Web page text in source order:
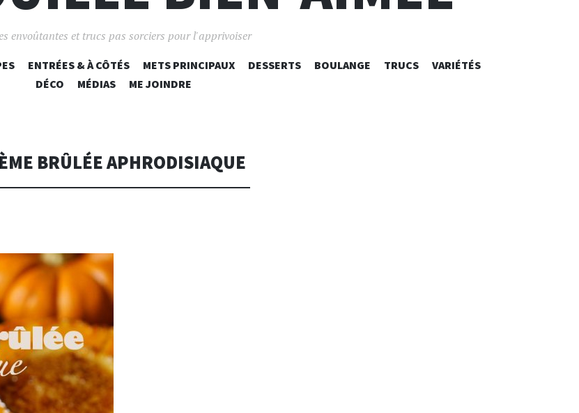
envoûtantes et trucs pas sorciers pour l'apprivoiser
ALLER AU CONTENU PRINCIPAL
ENTRÉES & À CÔTÉS METS PRINCIPAUX DESSERTS BOULANGE TRUCS
VARIÉTÉS
DÉCO
MÉDIAS ME JOINDRE
BRÛLÉE APHRODISIAQUE